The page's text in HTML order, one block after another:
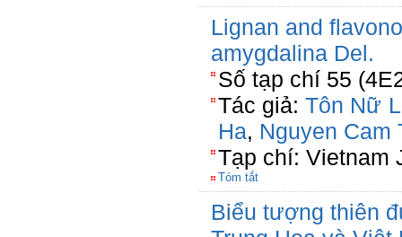
Lignan and
amygdalina Del.
Số tạp chí 55
Tác giả:Tôn Nữ
Ha, Nguyen Cam
Tạp chí: Vietnam
Tóm tắt
Biểu tượng thiên